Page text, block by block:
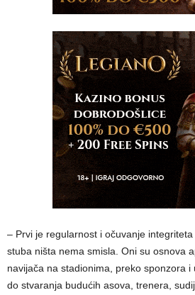
– Prvi je regularnost i očuvanje
stuba ništa nema smisla. Oni su osnova
navijača na stadionima, preko sponzora
do stvaranja budućih asova, trenera,